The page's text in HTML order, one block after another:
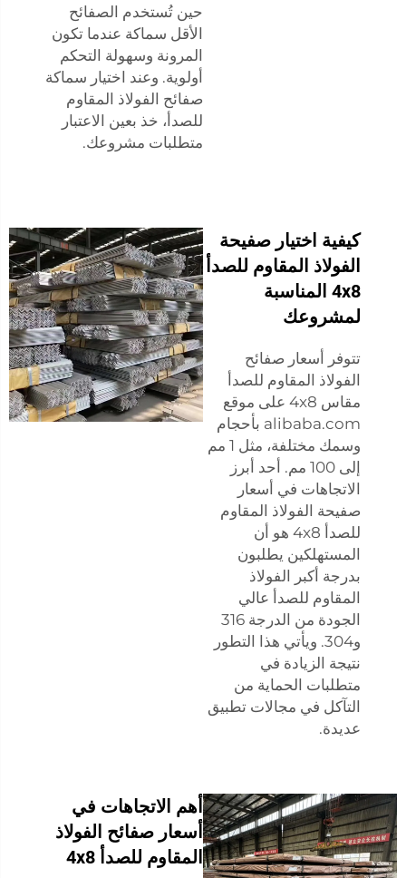
حين تُستخدم الصفائح
الأقل سماكة عندما تكون
المرونة وسهولة التحكم
أولوية. وعند اختيار سماكة
صفائح الفولاذ المقاوم
للصدأ، خذ بعين الاعتبار
متطلبات مشروعك.
كيفية اختيار صفيحة
الفولاذ المقاوم للصدأ
4x8 المناسبة
لمشروعك
تتوفر أسعار صفائح
الفولاذ المقاوم للصدأ
مقاس 4x8 على موقع
alibaba.com بأحجام
وسمك مختلفة، مثل 1 مم
إلى 100 مم. أحد أبرز
الاتجاهات في أسعار
صفيحة الفولاذ المقاوم
للصدأ 4x8 هو أن
المستهلكين يطلبون
بدرجة أكبر الفولاذ
المقاوم للصدأ عالي
الجودة من الدرجة 316
و304. ويأتي هذا التطور
نتيجة الزيادة في
متطلبات الحماية من
التآكل في مجالات تطبيق
عديدة.
أهم الاتجاهات في
أسعار صفائح الفولاذ
المقاوم للصدأ 4x8